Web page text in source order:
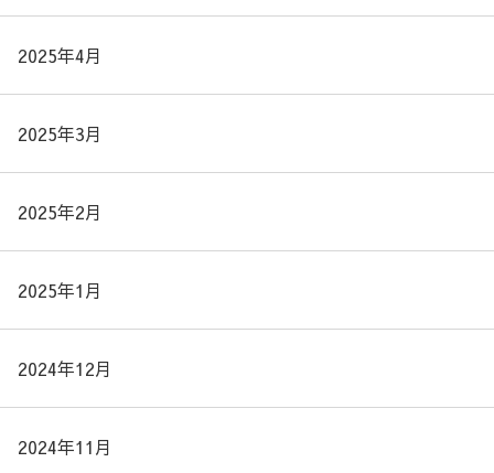
2025年4月
2025年3月
2025年2月
2025年1月
2024年12月
2024年11月